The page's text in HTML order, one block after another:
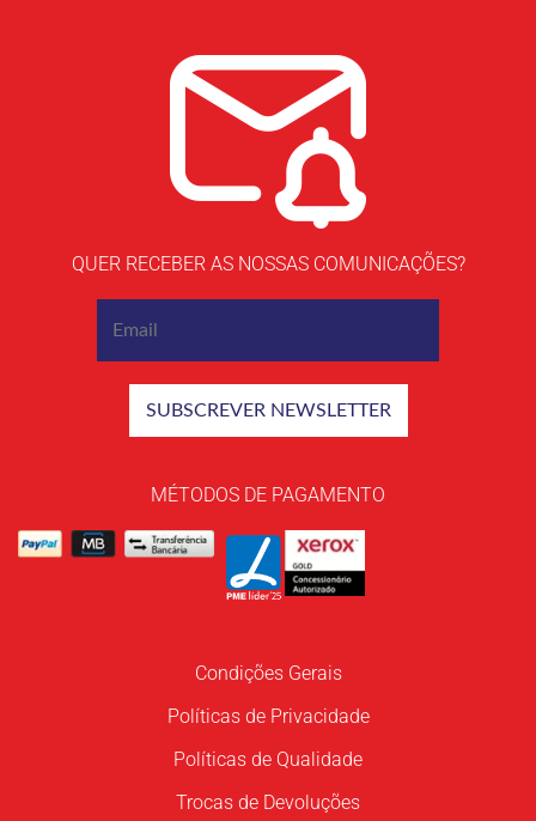
QUER RECEBER AS NOSSAS COMUNICAÇÕES?
MÉTODOS DE PAGAMENTO
Condições Gerais
Políticas de Privacidade
Políticas de Qualidade
Trocas de Devoluções